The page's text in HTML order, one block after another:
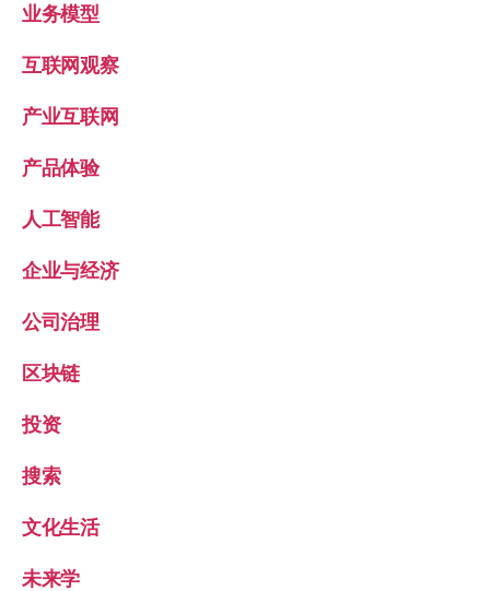
业务模型
互联网观察
产业互联网
产品体验
人工智能
企业与经济
公司治理
区块链
投资
搜索
文化生活
未来学